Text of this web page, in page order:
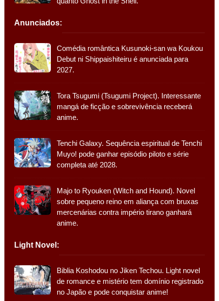
Anunciados:
Comédia romântica Kusunoki-san wa Koukou
Debut ni Shippaishiteiru é anunciada para
2027.
Tora Tsugumi (Tsugumi Project). Interessante
mangá de ficção e sobrevivência receberá
anime.
Tenchi Galaxy. Sequência espiritual de Tenchi
Muyo! pode ganhar episódio piloto e série
completa até 2028.
Majo to Ryouken (Witch and Hound). Novel
sobre pequeno reino em aliança com bruxas
mercenárias contra império tirano ganhará
anime.
Light Novel:
Biblia Koshodou no Jiken Techou. Light novel
de romance e mistério tem domínio registrado
no Japão e pode conquistar anime!